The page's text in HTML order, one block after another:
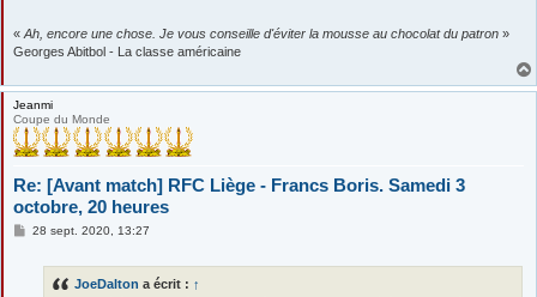
« Ah, encore une chose. Je vous conseille d'éviter la mousse au chocolat du patron »
Georges Abitbol - La classe américaine
Jeanmi
Coupe du Monde
Re: [Avant match] RFC Liège - Francs Boris. Samedi 3
octobre, 20 heures
M28 sept. 2020, 13:27
JoeDalton a écrit : ↑